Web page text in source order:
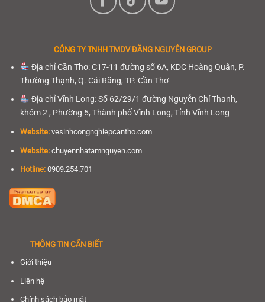
CÔNG TY TNHH TMDV ĐĂNG NGUYÊN GROUP
Địa chỉ Cần Thơ: C17-11 đường số 6A, KDC Hoàng Quân, P.
Thường Thạnh, Q. Cái Răng, TP. Cần Thơ
Địa chỉ Vĩnh Long: Số 62/29/1 đường Nguyễn Chí Thanh,
khóm 2 , Phường 5, Thành phố Vĩnh Long, Tỉnh Vĩnh Long
Website: vesinhcongnghiepcantho.com
Website: chuyennhatamnguyen.com
Hotline: 0909.254.701
THÔNG TIN CẦN BIẾT
Giới thiệu
Liên hệ
Chính sách bảo mật